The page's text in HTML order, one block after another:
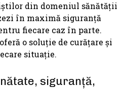
din domeniul sănătății
în maximă siguranță
fiecare caz în parte.
o soluție de curățare și
situație.
siguranță,